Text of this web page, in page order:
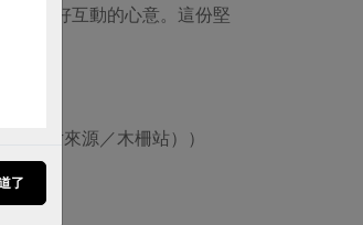
區友好互動的心意。這份堅
圖片來源／木柵站））
了